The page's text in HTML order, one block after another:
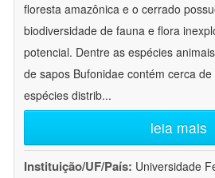
floresta amazônica e o cerrado
biodiversidade de fauna e flora
potencial. Dentre as espécies
de sapos Bufonidae contém cerca
espécies distrib...
leia mais
Instituição/UF/País: Universidade